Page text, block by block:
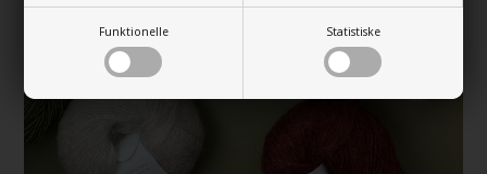
Funktionelle Statistiske